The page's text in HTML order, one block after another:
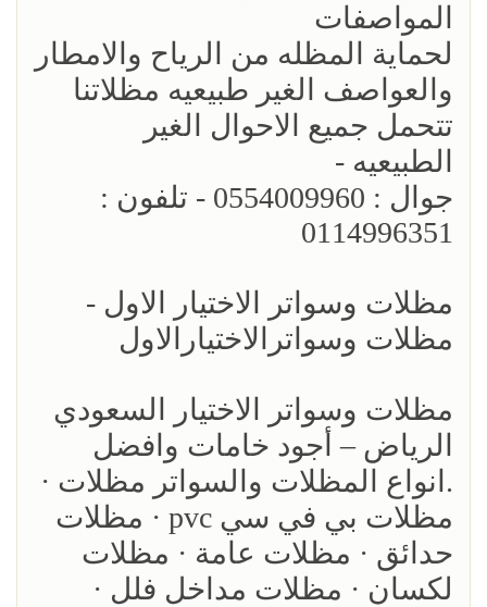
المواصفات
لحماية المظله من الرياح والامطار
والعواصف الغير طبيعيه مظلاتنا
تتحمل جميع الاحوال الغير
الطبيعيه -
جوال : 0554009960 - تلفون :
0114996351
مظلات وسواتر الاختيار الاول -
مظلات وسواترالاختيارالاول
مظلات وسواتر الاختيار السعودي
الرياض – أجود خامات وافضل
.انواع المظلات والسواتر مظلات ·
مظلات بي في سي pvc · مظلات
حدائق · مظلات عامة · مظلات
لكسان · مظلات مداخل فلل ·